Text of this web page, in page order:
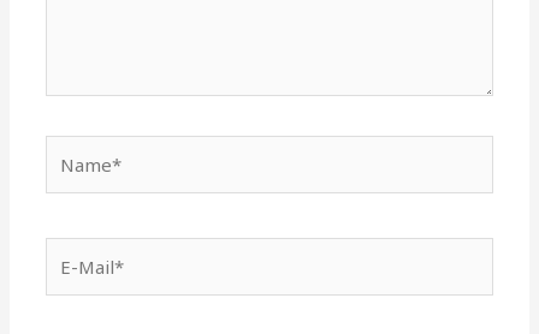
Mail*